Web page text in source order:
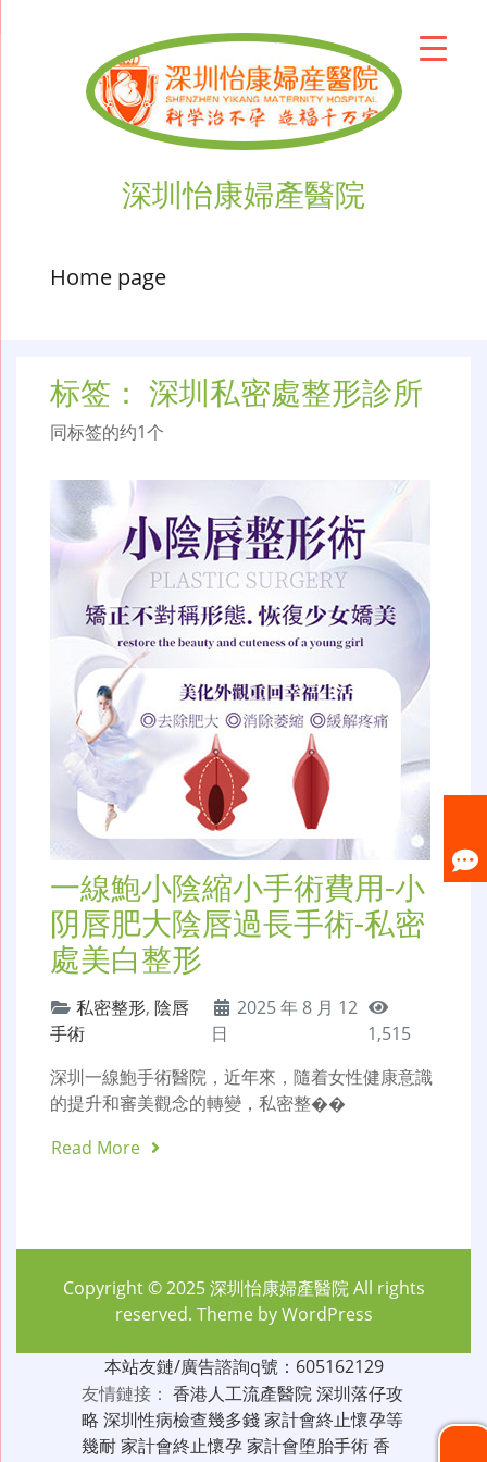
深圳怡康婦產醫院
Home page
标签： 深圳私密處整形診所
同标签的约1个
一線鮑小陰縮小手術費用-小
阴唇肥大陰唇過長手術-私密
處美白整形
私密整形, 陰唇
手術
2025 年 8 月 12
日
1,515
深圳一線鮑手術醫院，近年來，隨着女性健康意識
的提升和審美觀念的轉變，私密整��
Read More
Copyright © 2025深圳怡康婦產醫院All rights
reserved. Theme byWordPress
本站友鏈/廣告諮詢q號：605162129
友情鏈接： 香港人工流產醫院深圳落仔攻
略 深圳性病檢查幾多錢家計會終止懷孕等
幾耐家計會終止懷孕家計會堕胎手術香